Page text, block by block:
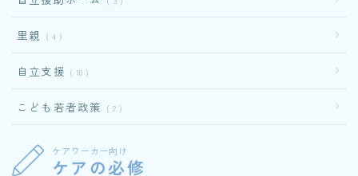
里親 4
自立支援 10
こども若者政策 2
ケアワーカー向け
ケアの必修